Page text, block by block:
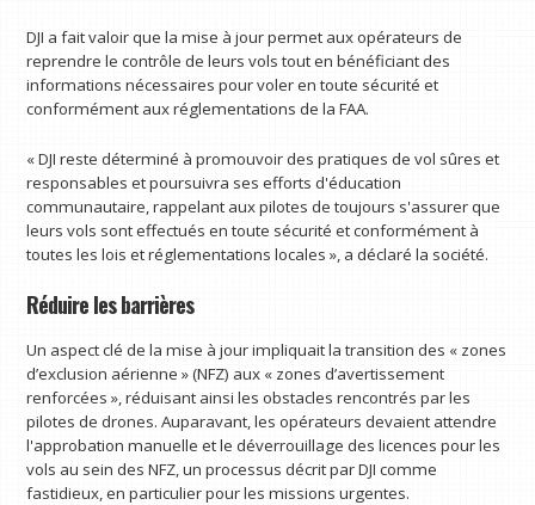
DJI a fait valoir que la mise à jour permet aux opérateurs de
reprendre le contrôle de leurs vols tout en bénéficiant des
informations nécessaires pour voler en toute sécurité et
conformément aux réglementations de la FAA.
« DJI reste déterminé à promouvoir des pratiques de vol sûres et
responsables et poursuivra ses efforts d'éducation
communautaire, rappelant aux pilotes de toujours s'assurer que
leurs vols sont effectués en toute sécurité et conformément à
toutes les lois et réglementations locales », a déclaré la société.
Réduire les barrières
Un aspect clé de la mise à jour impliquait la transition des « zones
d’exclusion aérienne » (NFZ) aux « zones d’avertissement
renforcées », réduisant ainsi les obstacles rencontrés par les
pilotes de drones. Auparavant, les opérateurs devaient attendre
l'approbation manuelle et le déverrouillage des licences pour les
vols au sein des NFZ, un processus décrit par DJI comme
fastidieux, en particulier pour les missions urgentes.